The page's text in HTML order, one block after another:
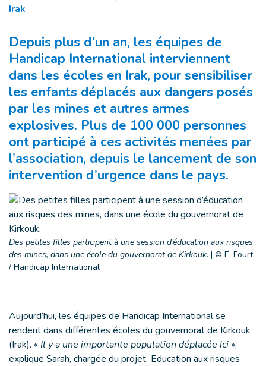
Irak
Depuis plus d’un an, les équipes de
Handicap International interviennent
dans les écoles en Irak, pour sensibiliser
les enfants déplacés aux dangers posés
par les mines et autres armes
explosives. Plus de 100 000 personnes
ont participé à ces activités menées par
l’association, depuis le lancement de son
intervention d’urgence dans le pays.
Des petites filles participent à une session d’éducation aux risques
des mines, dans une école du gouvernorat de Kirkouk. | © E. Fourt
/ Handicap International
Aujourd’hui, les équipes de Handicap International se
rendent dans différentes écoles du gouvernorat de Kirkouk
(Irak). « Il y a une importante population déplacée ici »,
explique Sarah, chargée du projet Education aux risques